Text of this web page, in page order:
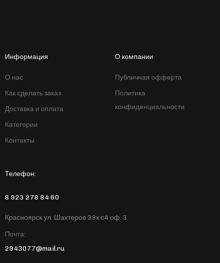
Информация
О нас
Как сделать заказ
Доставка и оплата
Категории
Контакты
О компании
Публичная офферта
Политика
конфиденциальности
Телефон:
8 923 278 84 60
Красноярск ул. Шахтеров 33к с4 оф. 3
Почта:
2943077@mail.ru